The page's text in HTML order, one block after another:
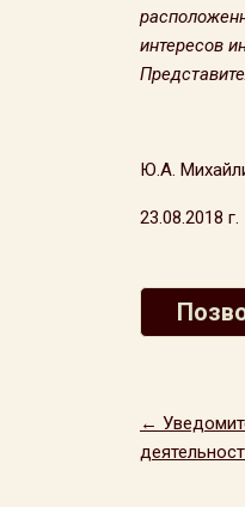
интересов
Ю.А.
23.08.2018 г.
←